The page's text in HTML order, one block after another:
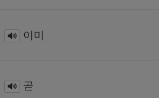
이미
곧